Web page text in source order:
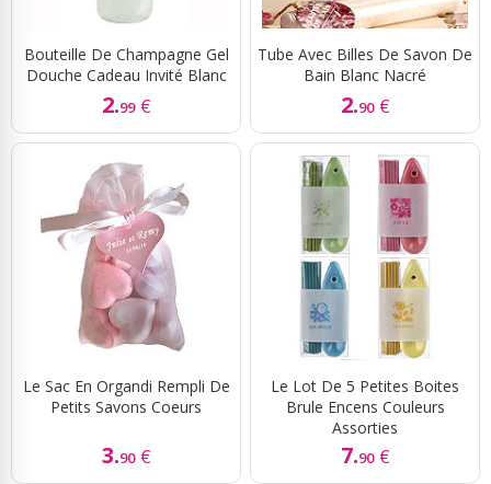
Bouteille De Champagne Gel
Douche Cadeau Invité Blanc
2.99 €
Tube Avec Billes De Savon De
Bain Blanc Nacré
2.90 €
Le Sac En Organdi Rempli De
Petits Savons Coeurs
3.90 €
Le Lot De 5 Petites Boites
Brule Encens Couleurs
Assorties
7.90 €